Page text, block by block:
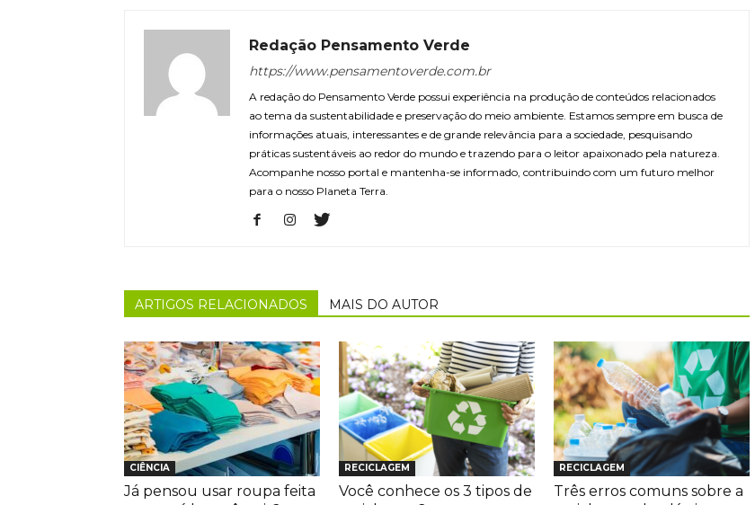
Redação Pensamento Verde
https://www.pensamentoverde.com.br
A redação do Pensamento Verde possui experiência na produção de conteúdos relacionados
ao tema da sustentabilidade e preservação do meio ambiente. Estamos sempre em busca de
informações atuais, interessantes e de grande relevância para a sociedade, pesquisando
práticas sustentáveis ao redor do mundo e trazendo para o leitor apaixonado pela natureza.
Acompanhe nosso portal e mantenha-se informado, contribuindo com um futuro melhor
para o nosso Planeta Terra.
ARTIGOS RELACIONADOS MAIS DO AUTOR
CIÊNCIA
Já pensou usar roupa feita
RECICLAGEM
Você conhece os 3 tipos de
RECICLAGEM
Três erros comuns sobre a